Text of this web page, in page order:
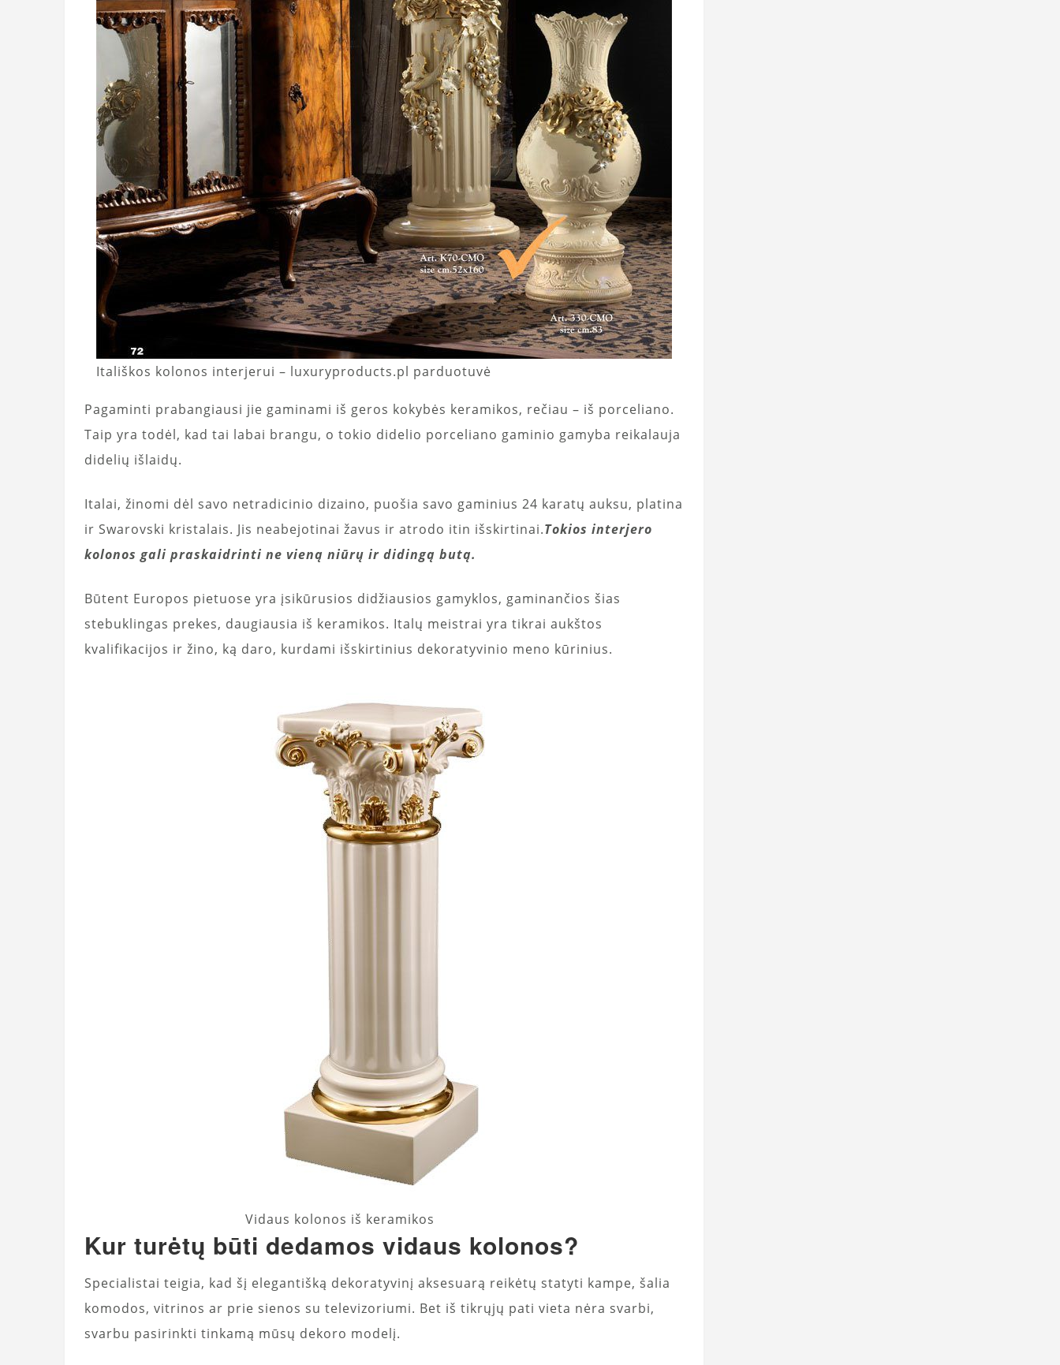
Itališkos kolonos interjerui – luxuryproducts.pl parduotuvė
Pagaminti prabangiausi jie gaminami iš geros kokybės keramikos, rečiau – iš porceliano.
Taip yra todėl, kad tai labai brangu, o tokio didelio porceliano gaminio gamyba reikalauja
didelių išlaidų.
Italai, žinomi dėl savo netradicinio dizaino, puošia savo gaminius 24 karatų auksu, platina
ir Swarovski kristalais. Jis neabejotinai žavus ir atrodo itin išskirtinai.Tokios interjero
kolonos gali praskaidrinti ne vieną niūrų ir didingą butą.
Būtent Europos pietuose yra įsikūrusios didžiausios gamyklos, gaminančios šias
stebuklingas prekes, daugiausia iš keramikos. Italų meistrai yra tikrai aukštos
kvalifikacijos ir žino, ką daro, kurdami išskirtinius dekoratyvinio meno kūrinius.
Vidaus kolonos iš keramikos
Kur turėtų būti dedamos vidaus kolonos?
Specialistai teigia, kad šį elegantišką dekoratyvinį aksesuarą reikėtų statyti kampe, šalia
komodos, vitrinos ar prie sienos su televizoriumi. Bet iš tikrųjų pati vieta nėra svarbi,
svarbu pasirinkti tinkamą mūsų dekoro modelį.